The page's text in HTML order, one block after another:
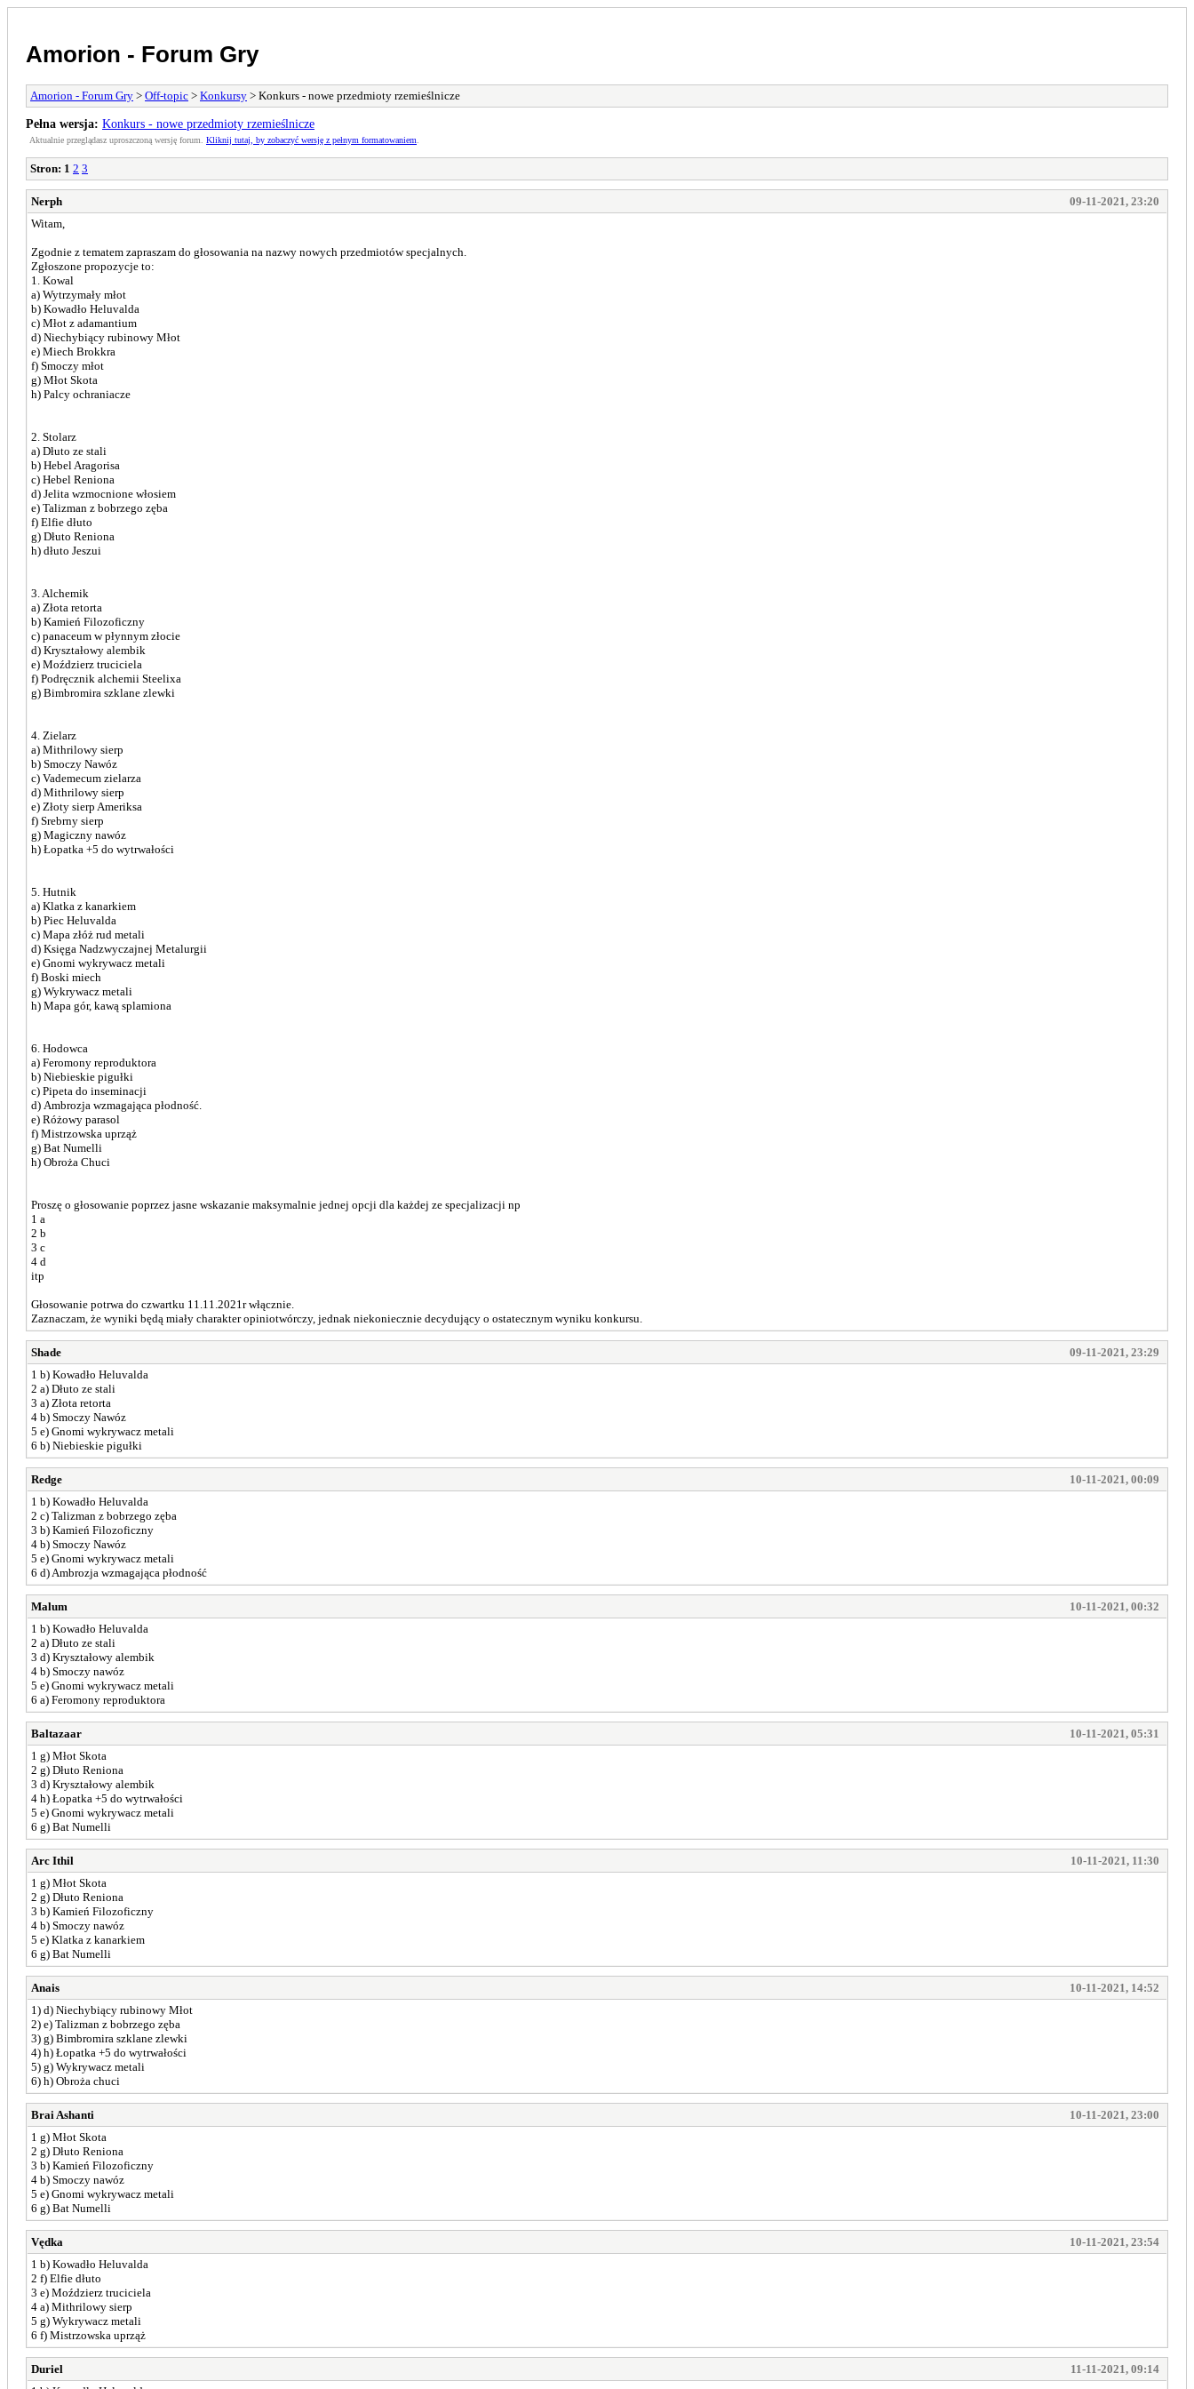
Amorion - Forum Gry
Amorion - Forum Gry > Off-topic > Konkursy > Konkurs - nowe przedmioty rzemieślnicze
Pełna wersja: Konkurs - nowe przedmioty rzemieślnicze
Aktualnie przeglądasz uproszczoną wersję forum. Kliknij tutaj, by zobaczyć wersję z pełnym formatowaniem
Stron: 1 2 3
Nerph
09-11-2021, 23:20
Witam,
Zgodnie z tematem zapraszam do głosowania na nazwy nowych przedmiotów specjalnych.
Zgłoszone propozycje to:
1. Kowal
a) Wytrzymały młot
b) Kowadło Heluvalda
c) Młot z adamantium
d) Niechybiący rubinowy Młot
e) Miech Brokkra
f) Smoczy młot
g) Młot Skota
h) Palcy ochraniacze
2. Stolarz
a) Dłuto ze stali
b) Hebel Aragorisa
c) Hebel Reniona
d) Jelita wzmocnione włosiem
e) Talizman z bobrzego zęba
f) Elfie dłuto
g) Dłuto Reniona
h) dłuto Jeszui
3. Alchemik
a) Złota retorta
b) Kamień Filozoficzny
c) panaceum w płynnym złocie
d) Kryształowy alembik
e) Moździerz truciciela
f) Podręcznik alchemii Steelixa
g) Bimbromira szklane zlewki
4. Zielarz
a) Mithrilowy sierp
b) Smoczy Nawóz
c) Vademecum zielarza
d) Mithrilowy sierp
e) Złoty sierp Ameriksa
f) Srebrny sierp
g) Magiczny nawóz
h) Łopatka +5 do wytrwałości
5. Hutnik
a) Klatka z kanarkiem
b) Piec Heluvalda
c) Mapa złóż rud metali
d) Księga Nadzwyczajnej Metalurgii
e) Gnomi wykrywacz metali
f) Boski miech
g) Wykrywacz metali
h) Mapa gór, kawą splamiona
6. Hodowca
a) Feromony reproduktora
b) Niebieskie pigułki
c) Pipeta do inseminacji
d) Ambrozja wzmagająca płodność.
e) Różowy parasol
f) Mistrzowska uprząż
g) Bat Numelli
h) Obroża Chuci
Proszę o głosowanie poprzez jasne wskazanie maksymalnie jednej opcji dla każdej ze specjalizacji np
1 a
2 b
3 c
4 d
itp
Głosowanie potrwa do czwartku 11.11.2021r włącznie.
Zaznaczam, że wyniki będą miały charakter opiniotwórczy, jednak niekoniecznie decydujący o ostatecznym wyniku konkursu.
Shade
09-11-2021, 23:29
1 b) Kowadło Heluvalda
2 a) Dłuto ze stali
3 a) Złota retorta
4 b) Smoczy Nawóz
5 e) Gnomi wykrywacz metali
6 b) Niebieskie pigułki
Redge
10-11-2021, 00:09
1 b) Kowadło Heluvalda
2 c) Talizman z bobrzego zęba
3 b) Kamień Filozoficzny
4 b) Smoczy Nawóz
5 e) Gnomi wykrywacz metali
6 d) Ambrozja wzmagająca płodność
Malum
10-11-2021, 00:32
1 b) Kowadło Heluvalda
2 a) Dłuto ze stali
3 d) Kryształowy alembik
4 b) Smoczy nawóz
5 e) Gnomi wykrywacz metali
6 a) Feromony reproduktora
Baltazaar
10-11-2021, 05:31
1 g) Młot Skota
2 g) Dłuto Reniona
3 d) Kryształowy alembik
4 h) Łopatka +5 do wytrwałości
5 e) Gnomi wykrywacz metali
6 g) Bat Numelli
Arc Ithil
10-11-2021, 11:30
1 g) Młot Skota
2 g) Dłuto Reniona
3 b) Kamień Filozoficzny
4 b) Smoczy nawóz
5 e) Klatka z kanarkiem
6 g) Bat Numelli
Anais
10-11-2021, 14:52
1) d) Niechybiący rubinowy Młot
2) e) Talizman z bobrzego zęba
3) g) Bimbromira szklane zlewki
4) h) Łopatka +5 do wytrwałości
5) g) Wykrywacz metali
6) h) Obroża chuci
Brai Ashanti
10-11-2021, 23:00
1 g) Młot Skota
2 g) Dłuto Reniona
3 b) Kamień Filozoficzny
4 b) Smoczy nawóz
5 e) Gnomi wykrywacz metali
6 g) Bat Numelli
Vędka
10-11-2021, 23:54
1 b) Kowadło Heluvalda
2 f) Elfie dłuto
3 e) Moździerz truciciela
4 a) Mithrilowy sierp
5 g) Wykrywacz metali
6 f) Mistrzowska uprząż
Duriel
11-11-2021, 09:14